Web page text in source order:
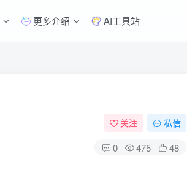
更多介绍 AI工具站
关注 私信
0 475 48